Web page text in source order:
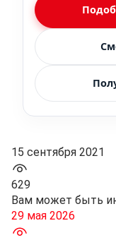
15 сентября 2021
629
Вам может быть
29 мая 2026